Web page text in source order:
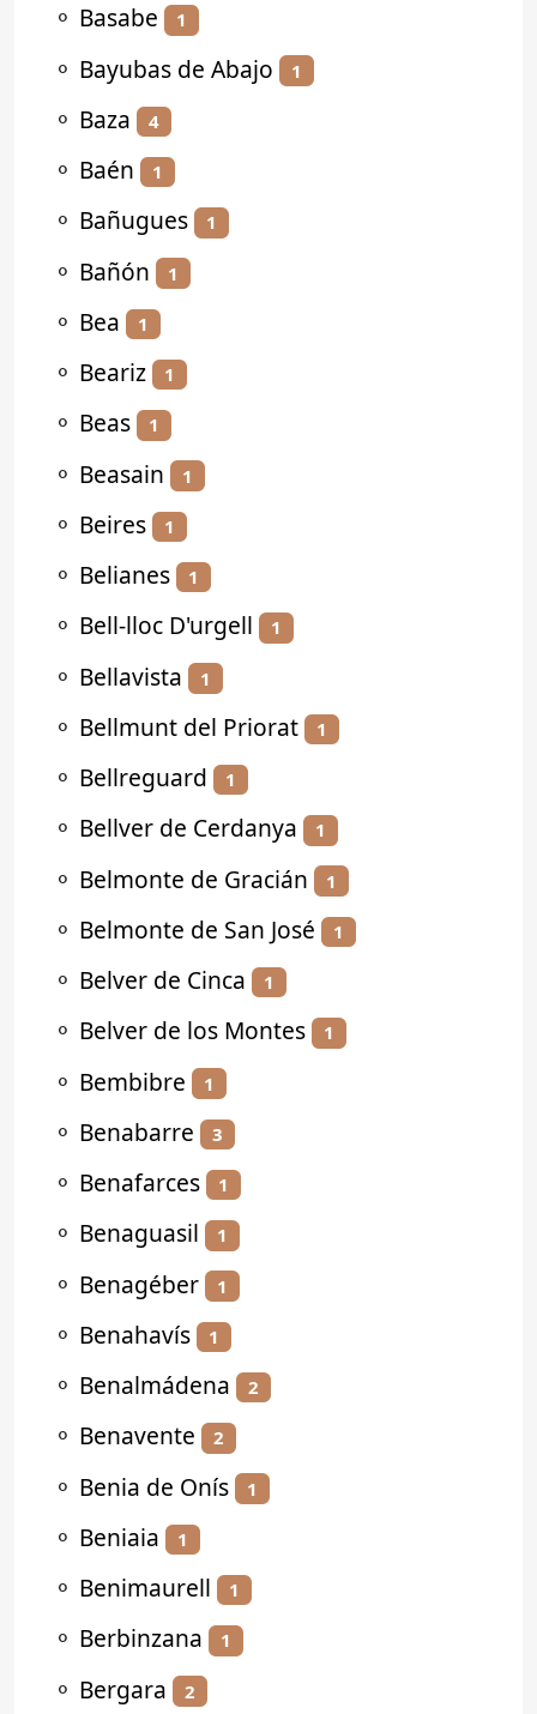
⚬ Basabe 1
⚬ Bayubas de Abajo 1
⚬ Baza 4
⚬ Baén 1
⚬ Bañugues 1
⚬ Bañón 1
⚬ Bea 1
⚬ Beariz 1
⚬ Beas 1
⚬ Beasain 1
⚬ Beires 1
⚬ Belianes 1
⚬ Bell-lloc D'urgell 1
⚬ Bellavista 1
⚬ Bellmunt del Priorat 1
⚬ Bellreguard 1
⚬ Bellver de Cerdanya 1
⚬ Belmonte de Gracián 1
⚬ Belmonte de San José 1
⚬ Belver de Cinca 1
⚬ Belver de los Montes 1
⚬ Bembibre 1
⚬ Benabarre 3
⚬ Benafarces 1
⚬ Benaguasil 1
⚬ Benagéber 1
⚬ Benahavís 1
⚬ Benalmádena 2
⚬ Benavente 2
⚬ Benia de Onís 1
⚬ Beniaia 1
⚬ Benimaurell 1
⚬ Berbinzana 1
⚬ Bergara 2